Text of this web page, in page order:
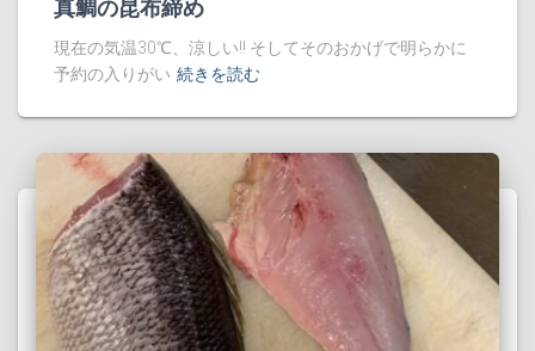
真鯛の昆布締め
現在の気温30℃、涼しい!! そしてそのおかげで明らかに
予約の入りがい 続きを読む